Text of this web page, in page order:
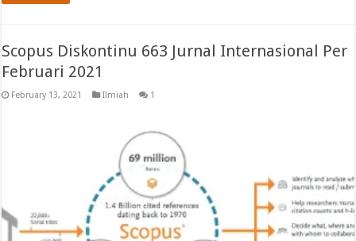
Scopus Diskontinu 663 Jurnal Internasional Per
Februari 2021
February 13, 2021 Ilmiah 1